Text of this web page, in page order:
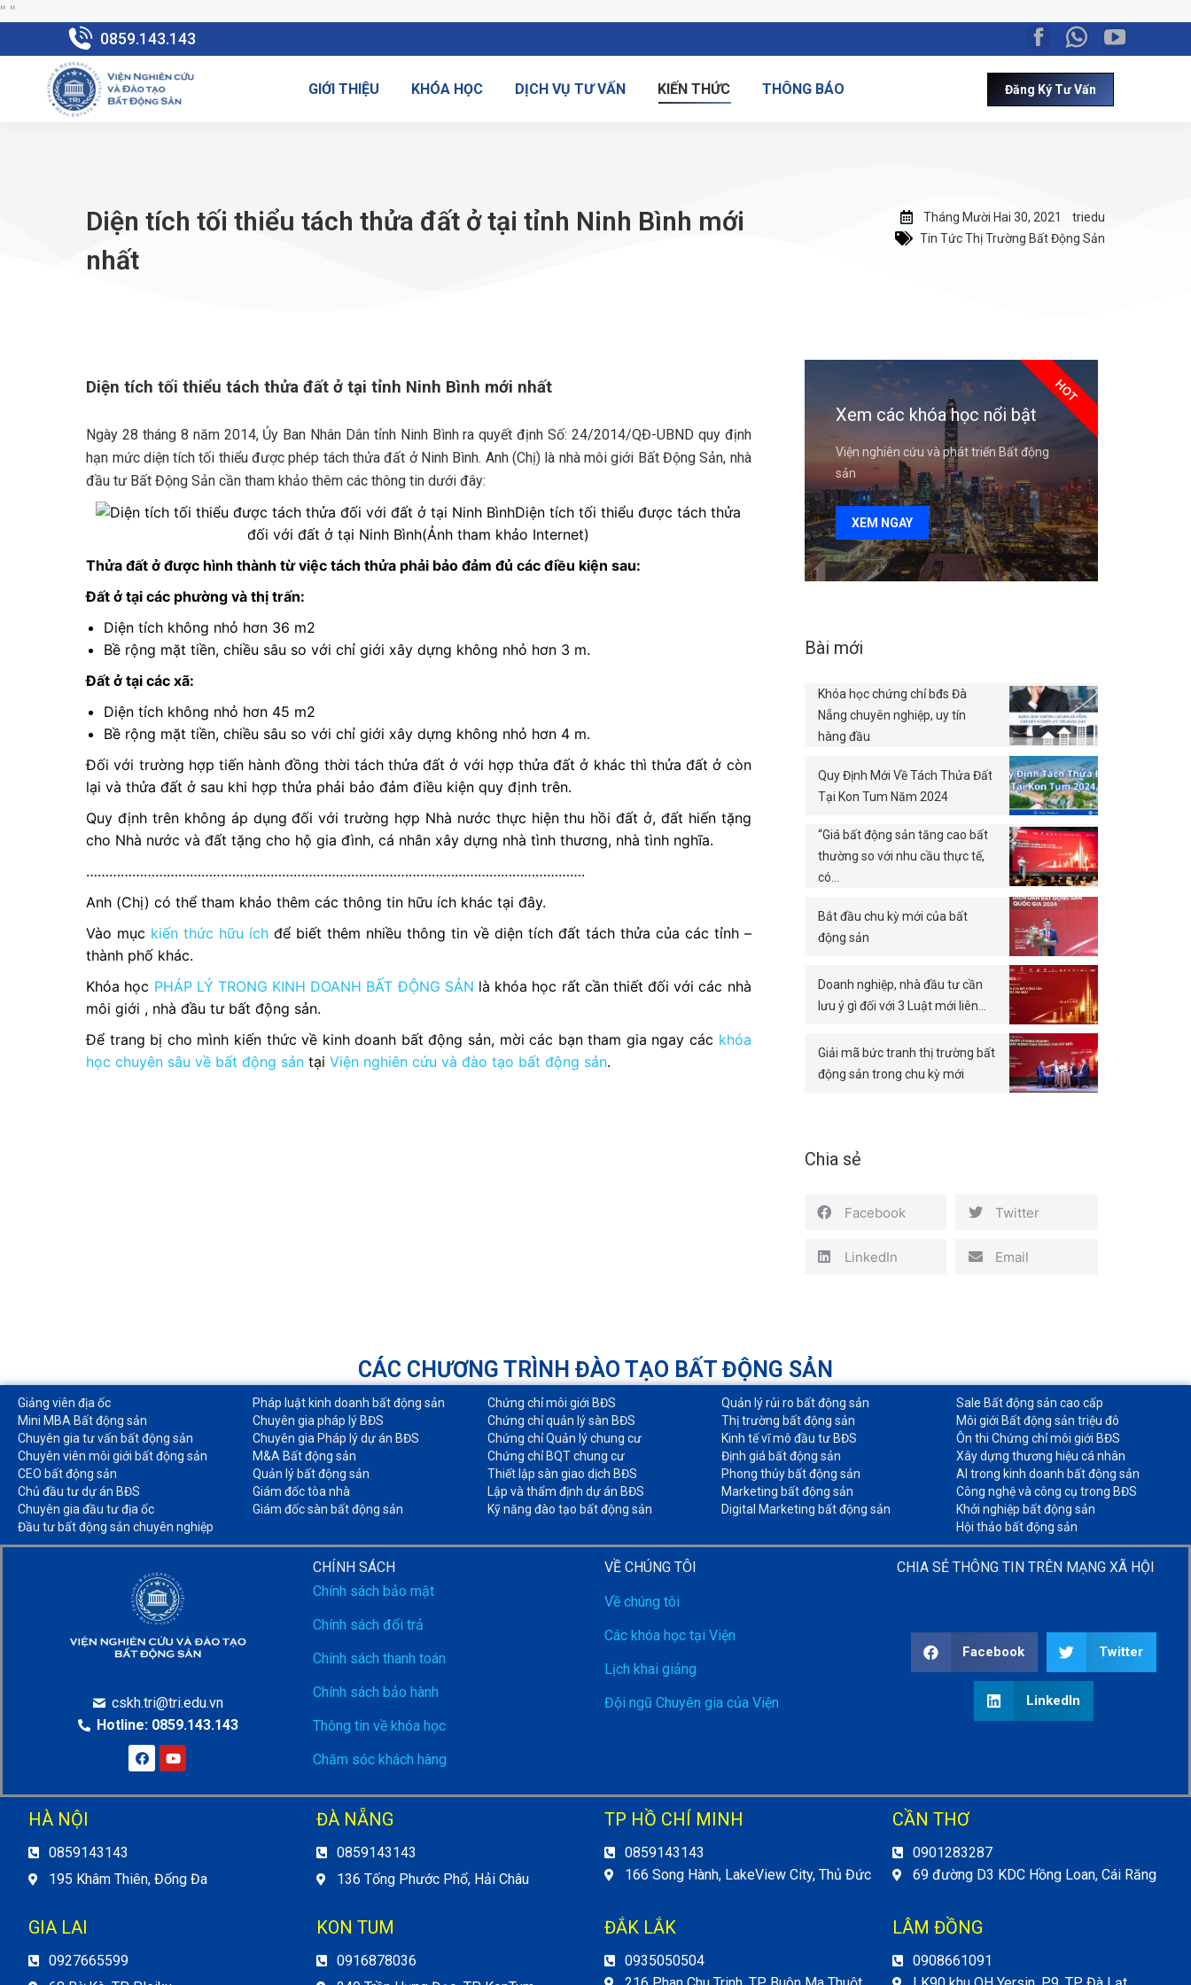
" "
0859.143.143
GIỚI THIỆU KHÓA HỌC DỊCH VỤ TƯ VẤN KIẾN THỨC THÔNG BÁO Đăng Ký Tư Vấn
Diện tích tối thiểu tách thửa đất ở tại tỉnh Ninh Bình mới
nhất
Tháng Mười Hai 30, 2021
triedu
Tin Tức Thị Trường Bất Động Sản
Diện tích tối thiểu tách thửa đất ở tại tỉnh Ninh Bình mới nhất
Ngày 28 tháng 8 năm 2014, Ủy Ban Nhân Dân tỉnh Ninh Bình ra quyết định Số: 24/2014/QĐ-UBND quy định
hạn mức diện tích tối thiểu được phép tách thửa đất ở Ninh Bình. Anh (Chị) là nhà môi giới Bất Động Sản, nhà
đầu tư Bất Động Sản cần tham khảo thêm các thông tin dưới đây:
Diện tích tối thiểu được tách thửa
đối với đất ở tại Ninh Bình(Ảnh tham khảo Internet)
Thửa đất ở được hình thành từ việc tách thửa phải bảo đảm đủ các điều kiện sau:
Đất ở tại các phường và thị trấn:
Diện tích không nhỏ hơn 36 m2
Bề rộng mặt tiền, chiều sâu so với chỉ giới xây dựng không nhỏ hơn 3 m.
Đất ở tại các xã:
Diện tích không nhỏ hơn 45 m2
Bề rộng mặt tiền, chiều sâu so với chỉ giới xây dựng không nhỏ hơn 4 m.
Đối với trường hợp tiến hành đồng thời tách thửa đất ở với hợp thửa đất ở khác thì thửa đất ở còn
lại và thửa đất ở sau khi hợp thửa phải bảo đảm điều kiện quy định trên.
Quy định trên không áp dụng đối với trường hợp Nhà nước thực hiện thu hồi đất ở, đất hiến tặng
cho Nhà nước và đất tặng cho hộ gia đình, cá nhân xây dựng nhà tình thương, nhà tình nghĩa.
………………………………………………………………………………………………………………….
Anh (Chị) có thể tham khảo thêm các thông tin hữu ích khác tại đây.
Vào mục kiến thức hữu ích để biết thêm nhiều thông tin về diện tích đất tách thửa của các tỉnh –
thành phố khác.
Khóa học PHÁP LÝ TRONG KINH DOANH BẤT ĐỘNG SẢN là khóa học rất cần thiết đối với các nhà
môi giới , nhà đầu tư bất động sản.
Để trang bị cho mình kiến thức về kinh doanh bất động sản, mời các bạn tham gia ngay các khóa
học chuyên sâu về bất động sản tạiViện nghiên cứu và đào tạo bất động sản.
Xem các khóa học nổi bật
Viện nghiên cứu và phát triển Bất động
sản
XEM NGAY
HOT
Bài mới
Khóa học chứng chỉ bđs Đà
Nẵng chuyên nghiệp, uy tín
hàng đầu
Quy Định Mới Về Tách Thửa Đất
Tại Kon Tum Năm 2024
“Giá bất động sản tăng cao bất
thường so với nhu cầu thực tế,
có…
Bắt đầu chu kỳ mới của bất
động sản
Doanh nghiệp, nhà đầu tư cần
lưu ý gì đối với 3 Luật mới liên…
Giải mã bức tranh thị trường bất
động sản trong chu kỳ mới
Chia sẻ
Facebook Twitter
LinkedIn Email
CÁC CHƯƠNG TRÌNH ĐÀO TẠO BẤT ĐỘNG SẢN
Giảng viên địa ốc
Mini MBA Bất động sản
Chuyên gia tư vấn bất động sản
Chuyên viên môi giới bất động sản​
CEO bất động sản
Chủ đầu tư dự án BĐS
Chuyên gia đầu tư địa ốc​
Đầu tư bất động sản chuyên nghiệp
Pháp luật kinh doanh bất động sản​
Chuyên gia pháp lý BĐS
Chuyên gia Pháp lý dự án BĐS
M&A Bất động sản​
Quản lý bất động sản
Giám đốc tòa nhà​
Giám đốc sàn bất động sản
Chứng chỉ môi giới BĐS​
Chứng chỉ quản lý sàn BĐS
Chứng chỉ Quản lý chung cư​
Chứng chỉ BQT chung cư​
Thiết lập sàn giao dịch BĐS​
Lập và thẩm định dự án BĐS​
Kỹ năng đào tạo bất động sản​
Quản lý rủi ro bất động sản​
Thị trường bất động sản​
Kinh tế vĩ mô đầu tư BĐS​
Định giá bất động sản​
Phong thủy bất động sản​
Marketing bất động sản​
Digital Marketing bất động sản​
Sale Bất động sản cao cấp​
Môi giới Bất động sản triệu đô​
Ôn thi Chứng chỉ môi giới BĐS​
Xây dựng thương hiệu cá nhân​
AI trong kinh doanh bất động sản​
Công nghệ và công cụ trong BĐS​
Khởi nghiệp bất động sản​
Hội thảo bất động sản​
cskh.tri@tri.edu.vn
Hotline: 0859.143.143
CHÍNH SÁCH
Chính sách bảo mật
Chính sách đổi trả
Chính sách thanh toán
Chính sách bảo hành
Thông tin về khóa học
Chăm sóc khách hàng
VỀ CHÚNG TÔI
Về chúng tôi
Các khóa học tại Viện
Lịch khai giảng
Đội ngũ Chuyên gia của Viện
CHIA SẺ THÔNG TIN TRÊN MẠNG XÃ HỘI
Facebook Twitter
LinkedIn
HÀ NỘI
0859143143
195 Khâm Thiên, Đống Đa
ĐÀ NẴNG
0859143143
136 Tống Phước Phổ, Hải Châu
TP HỒ CHÍ MINH
0859143143
166 Song Hành, LakeView City, Thủ Đức
CẦN THƠ
0901283287
69 đường D3 KDC Hồng Loan, Cái Răng
GIA LAI
0927665599
KON TUM
0916878036
ĐẮK LẮK
0935050504
LÂM ĐỒNG
0908661091